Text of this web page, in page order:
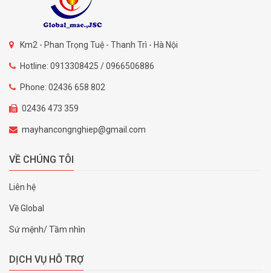
Km2 - Phan Trọng Tuệ - Thanh Trì - Hà Nội
Hotline: 0913308425 / 0966506886
Phone: 02436 658 802
02436 473 359
mayhancongnghiep@gmail.com
VỀ CHÚNG TÔI
Liên hệ
Về Global
Sứ mệnh/ Tầm nhìn
DỊCH VỤ HỖ TRỢ